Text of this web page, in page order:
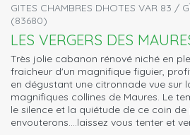
GITES CHAMBRES DHOTES VAR 83 /
(83680)
LES VERGERS DES
Très jolie cabanon rénové niché en
fraicheur d'un magnifique figuier,
en dégustant une citronnade vue sur
magnifiques collines de Maures. Le
le silence et la quiétude de ce coin
envouterons....laissez vous tenter et